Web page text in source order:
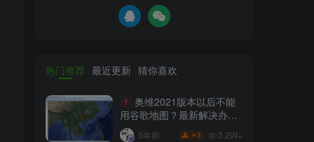
热门推荐 最近更新 猜你喜欢
1
奥维2021版本以后不能
用谷歌地图？最新解决办法
苹果安卓电脑
5年前 ￥3 3.2W+